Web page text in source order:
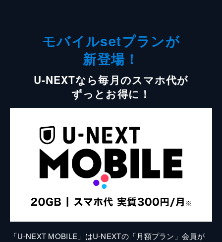
モバイルsetプランが
新登場！
U-NEXTなら毎月のスマホ代が
ずっとお得に！
「U-NEXT MOBILE」はU-NEXTの「月額プラン」会員が